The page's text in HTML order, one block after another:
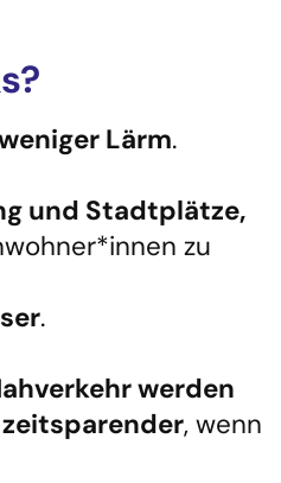
Lärm.
und Stadtplätze,
zu
.
werden
zeitsparender, wenn